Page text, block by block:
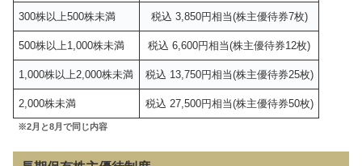
300株以上500株未満 税込 3,850円相当(株主優待券7枚)
500株以上1,000株未満 税込 6,600円相当(株主優待券12枚)
1,000株以上2,000株未満 税込 13,750円相当(株主優待券25枚)
2,000株未満 税込 27,500円相当(株主優待券50枚)
※2月と8月で同じ内容